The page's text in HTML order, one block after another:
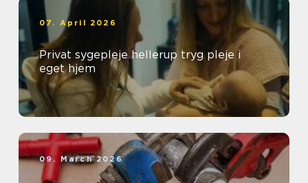
07. April 2026
Privat sygepleje hellerup tryg pleje i
eget hjem
09. March 2026